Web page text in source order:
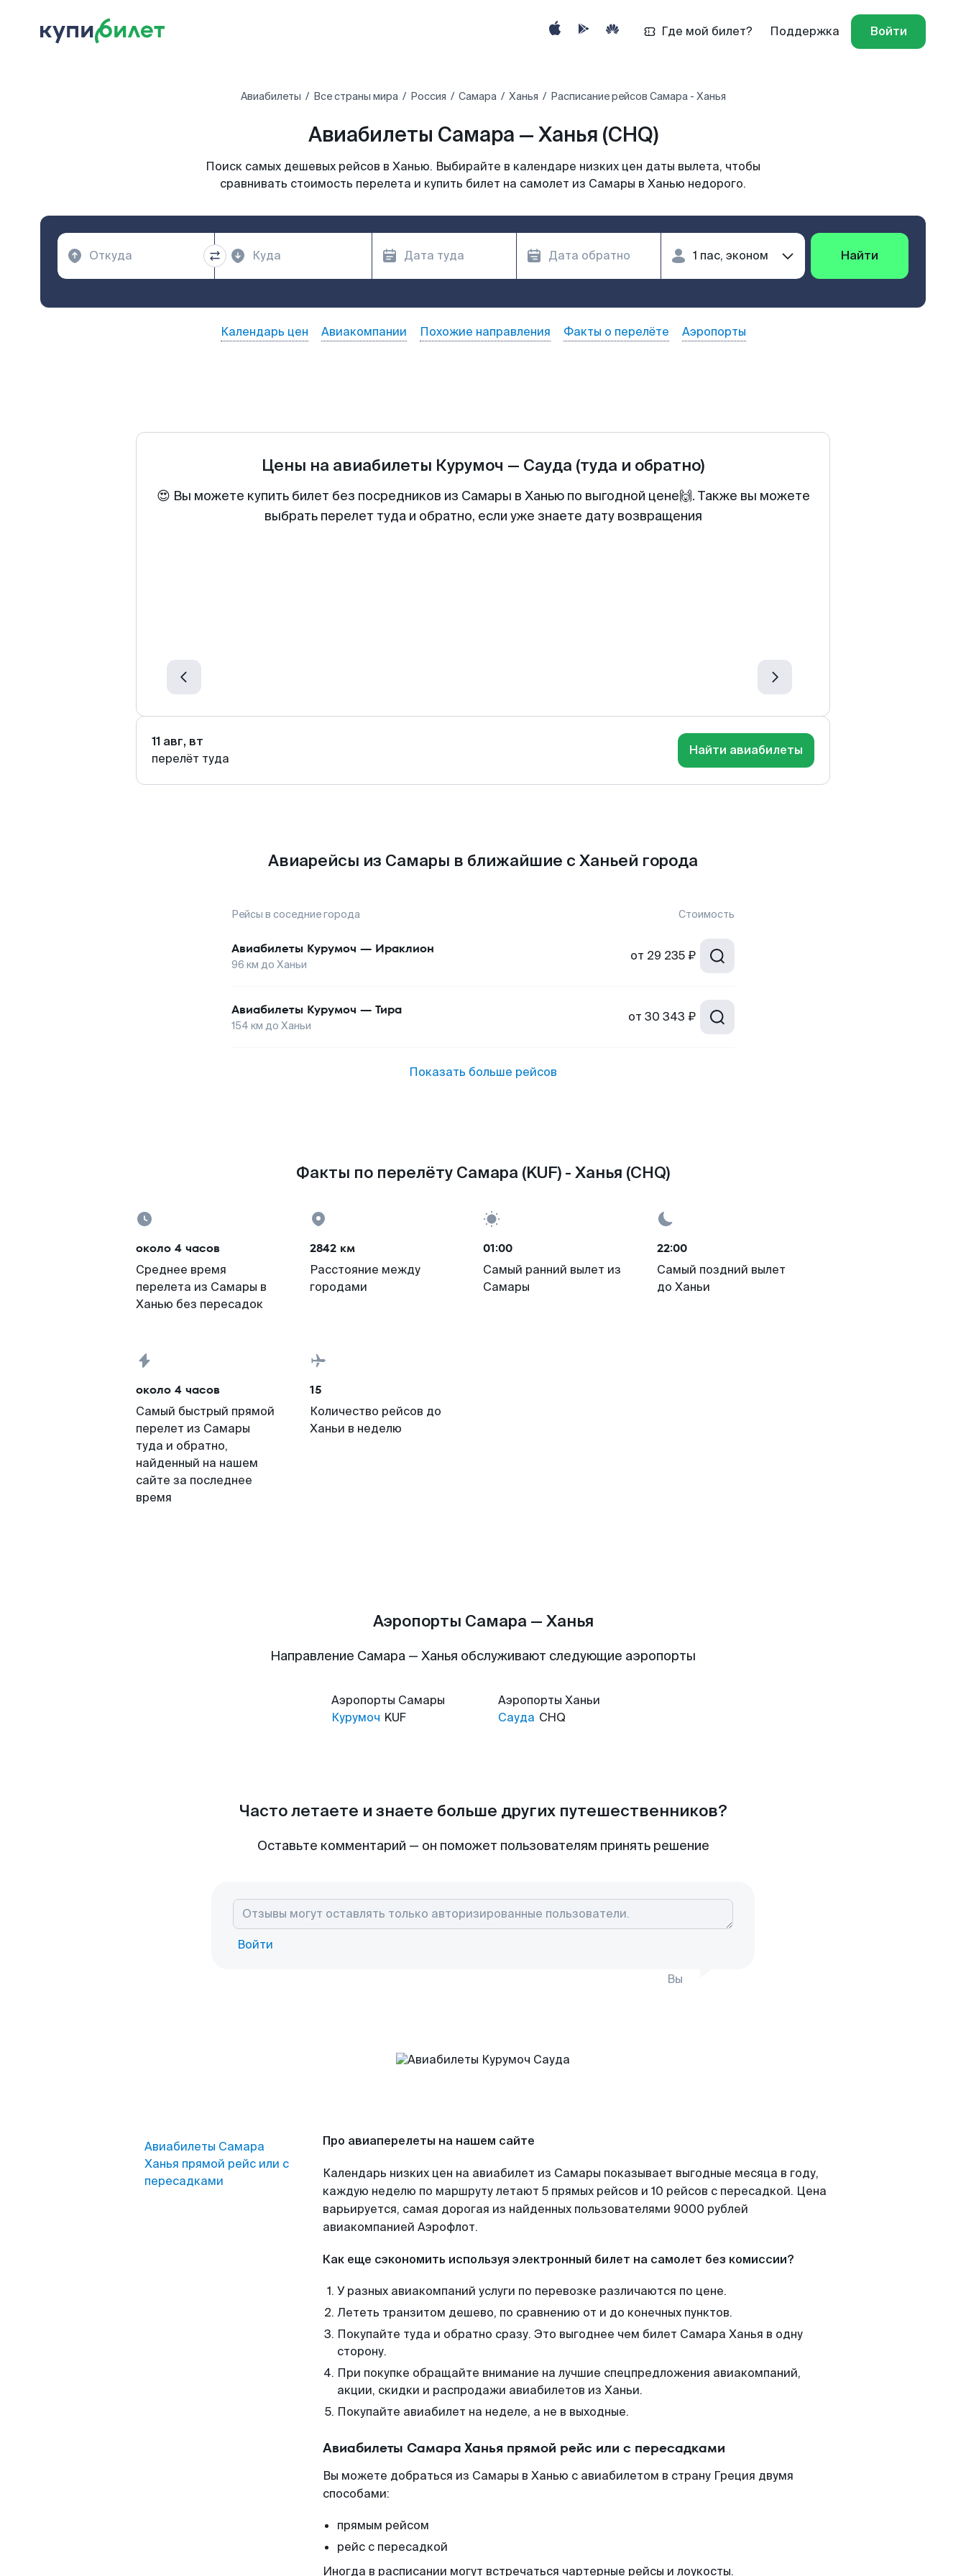
Где мой билет? Поддержка Войти
Авиабилеты Все страны мира Россия Самара Ханья Расписание рейсов Самара - Ханья
Авиабилеты Самара — Ханья (CHQ)
Поиск самых дешевых рейсов в Ханью. Выбирайте в календаре низких цен даты вылета, чтобы
сравнивать стоимость перелета и купить билет на самолет из Самары в Ханью недорого.
Найти
Календарь цен Авиакомпании Похожие направления Факты о перелёте Аэропорты
Цены на авиабилеты Курумоч — Сауда (туда и обратно)
😍 Вы можете купить билет без посредников из Самары в Ханью по выгодной цене🙌. Также вы можете
выбрать перелет туда и обратно, если уже знаете дату возвращения
11 авг, вт
перелёт туда
Найти авиабилеты
Авиарейсы из Самары в ближайшие с Ханьей города
Рейсы в соседние города Стоимость
Авиабилеты Курумоч — Ираклион
96 км до Ханьи
от 29 235 ₽
Авиабилеты Курумоч — Тира
154 км до Ханьи
от 30 343 ₽
Показать больше рейсов
Факты по перелёту Самара (KUF) - Ханья (CHQ)
около 4 часов
Среднее время
перелета из Самары в
Ханью без пересадок
2842 км
Расстояние между
городами
01:00
Самый ранний вылет из
Самары
22:00
Самый поздний вылет
до Ханьи
около 4 часов
Самый быстрый прямой
перелет из Самары
туда и обратно,
найденный на нашем
сайте за последнее
время
15
Количество рейсов до
Ханьи в неделю
Аэропорты Самара — Ханья
Направление Самара — Ханья обслуживают следующие аэропорты
Аэропорты Самары
Курумоч KUF
Аэропорты Ханьи
Сауда CHQ
Часто летаете и знаете больше других путешественников?
Оставьте комментарий — он поможет пользователям принять решение
Войти
Вы
Авиабилеты Самара
Ханья прямой рейс или с
пересадками
Про авиаперелеты на нашем сайте
Календарь низких цен на авиабилет из Самары показывает выгодные месяца в году,
каждую неделю по маршруту летают 5 прямых рейсов и 10 рейсов с пересадкой. Цена
варьируется, самая дорогая из найденных пользователями 9000 рублей
авиакомпанией Аэрофлот.
Как еще сэкономить используя электронный билет на самолет без комиссии?
У разных авиакомпаний услуги по перевозке различаются по цене.
Лететь транзитом дешево, по сравнению от и до конечных пунктов.
Покупайте туда и обратно сразу. Это выгоднее чем билет Самара Ханья в одну
сторону.
При покупке обращайте внимание на лучшие спецпредложения авиакомпаний,
акции, скидки и распродажи авиабилетов из Ханьи.
Покупайте авиабилет на неделе, а не в выходные.
Авиабилеты Самара Ханья прямой рейс или с пересадками
Вы можете добраться из Самары в Ханью с авиабилетом в страну Греция двумя
способами:
прямым рейсом
рейс с пересадкой
Иногда в расписании могут встречаться чартерные рейсы и лоукосты.